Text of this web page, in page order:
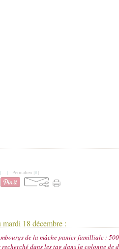
…] - Permalien [#]
18 décembre :
de la mâche panier familliale :
dans les tag dans la colonne de